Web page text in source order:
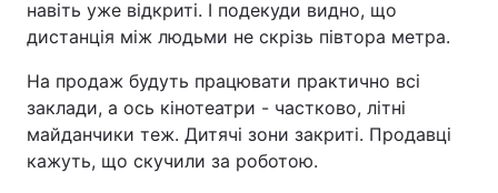
навіть уже відкриті. І подекуди видно, що
дистанція між людьми не скрізь півтора метра.
На продаж будуть працювати практично всі
заклади, а ось кінотеатри - частково, літні
майданчики теж. Дитячі зони закриті. Продавці
кажуть, що скучили за роботою.